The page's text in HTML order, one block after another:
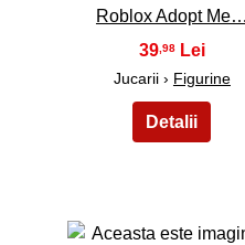
Roblox Adopt Me…
39,98
Jucarii › Figurine